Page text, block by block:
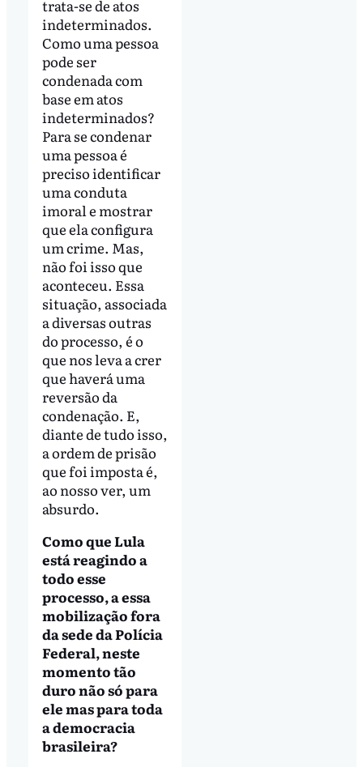
trata-se de atos
indeterminados.
Como uma pessoa
pode ser
condenada com
base em atos
indeterminados?
Para se condenar
uma pessoa é
preciso identificar
uma conduta
imoral e mostrar
que ela configura
um crime. Mas,
não foi isso que
aconteceu. Essa
situação, associada
a diversas outras
do processo, é o
que nos leva a crer
que haverá uma
reversão da
condenação. E,
diante de tudo isso,
a ordem de prisão
que foi imposta é,
ao nosso ver, um
absurdo.
Como que Lula
está reagindo a
todo esse
processo, a essa
mobilização fora
da sede da Polícia
Federal, neste
momento tão
duro não só para
ele mas para toda
a democracia
brasileira?